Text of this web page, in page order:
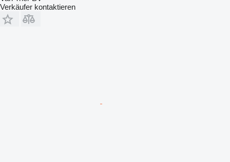
Verkäufer kontaktieren